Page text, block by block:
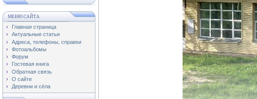
МЕНЮ САЙТА
Главная страница
Актуальные статьи
Адреса, телефоны, справки
Фотоальбомы
Форум
Гостевая книга
Обратная связь
О сайте
Деревни и сёла